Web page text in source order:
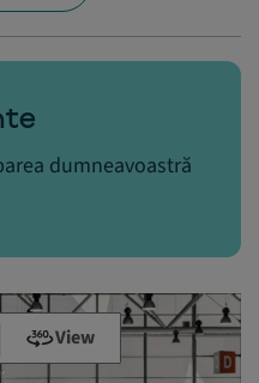
dumneavoastră
View